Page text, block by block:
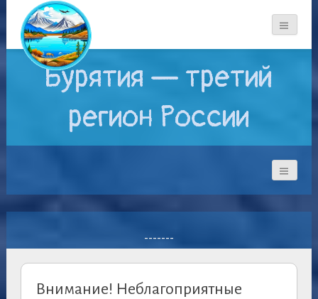
Бурятия — третий
регион России
-------
Внимание! Неблагoприятные